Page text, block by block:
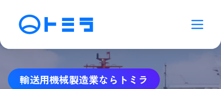
輸送用機械製造業ならトミラ